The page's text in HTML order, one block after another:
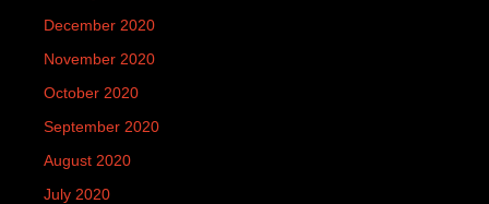
December 2020
November 2020
October 2020
September 2020
August 2020
July 2020